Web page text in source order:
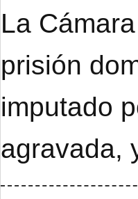
La
prisión
imputado
agravada,